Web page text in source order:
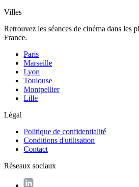
Villes
Retrouvez les séances de cinéma dans les
France.
Paris
Marseille
Lyon
Toulouse
Montpellier
Lille
Légal
Politique de confidentialité
Conditions d'utilisation
Contact
Réseaux sociaux